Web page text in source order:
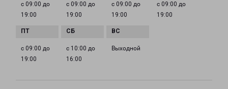
с 09:00 до
19:00
с 09:00 до
19:00
с 09:00 до
19:00
с 09:00 до
19:00
с 09:00 до
19:00
с 10:00 до
16:00
Выходной